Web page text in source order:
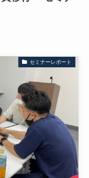
セミナーレポート